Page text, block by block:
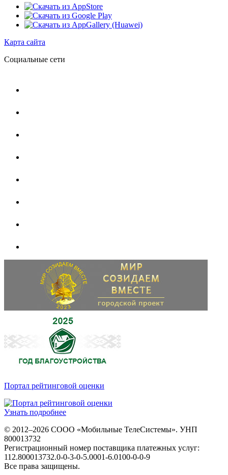
Карта сайта
Социальные сети
Портал рейтинговой оценки
Узнать подробнее
© 2012–2026 СООО «Мобильные ТелеСистемы». УНП
800013732
Регистрационный номер поставщика платежных услуг:
112.800013732.0-0-3-0-5.0001-6.0100-0-0-9
Все права защищены.